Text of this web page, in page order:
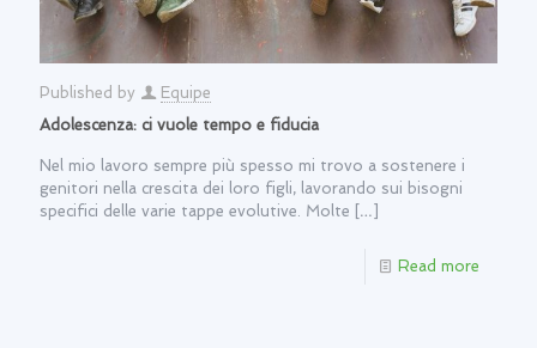
Published by
Equipe
Adolescenza: ci vuole tempo e fiducia
Nel mio lavoro sempre più spesso mi trovo a sostenere i
genitori nella crescita dei loro figli, lavorando sui bisogni
specifici delle varie tappe evolutive. Molte […]
Read more